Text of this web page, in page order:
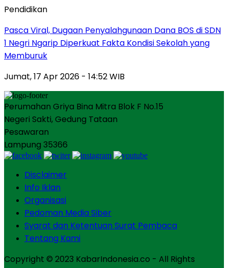
Pendidikan
Pasca Viral, Dugaan Penyalahgunaan Dana BOS di SDN
1 Negri Ngarip Diperkuat Fakta Kondisi Sekolah yang
Memburuk
Jumat, 17 Apr 2026 - 14:52 WIB
Perumahan Griya Bina Mitra Blok F No.15
Negeri Sakti, Gedung Tataan
Pesawaran
Lampung 35366
Disclaimer
Info Iklan
Organisasi
Pedoman Media Siber
Syarat dan Ketentuan Surat Pembaca
Tentang Kami
Copyright © 2023 KabarIndonesia.co - All Rights